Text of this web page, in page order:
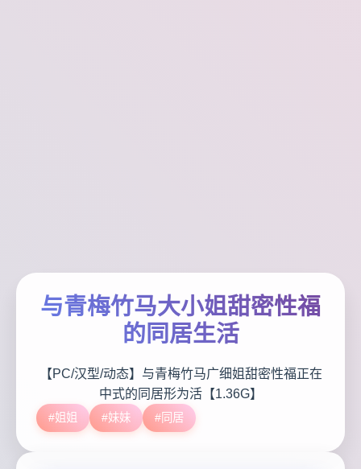
与青梅竹马大小姐甜密性福
的同居生活
【PC/汉型/动态】与青梅竹马广细姐甜密性福正在
中式的同居形为活【1.36G】
#姐姐 #妹妹 #同居